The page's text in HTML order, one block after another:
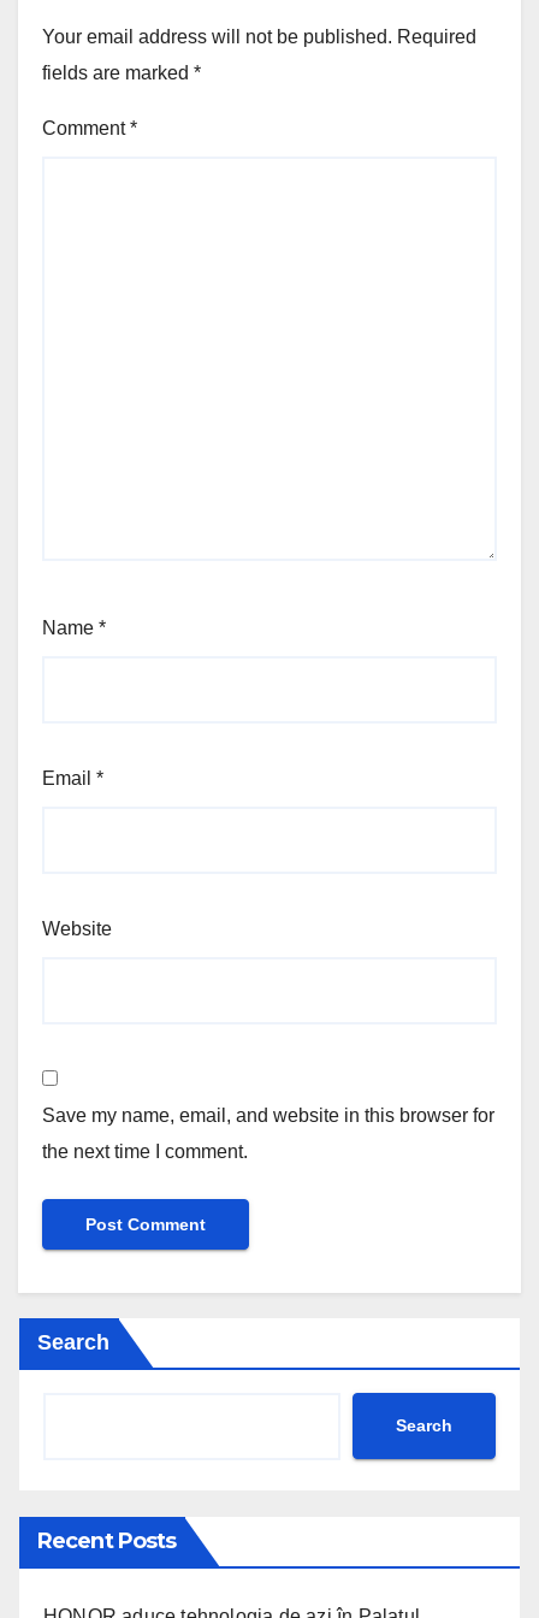
Your email address will not be published. Required
fields are marked *
Comment*
Name *
Email *
Website
Save my name, email, and website in this browser for
the next time I comment.
Search
Search
Recent Posts